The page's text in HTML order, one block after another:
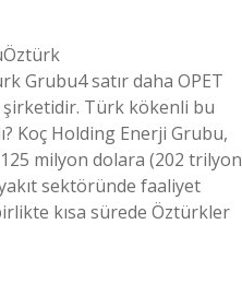
Grubu4 satır daha OPET
şirketidir. Türk kökenli bu
Koç Holding Enerji Grubu,
milyon dolara (202 trilyon
sektöründe faaliyet
kısa sürede Öztürkler